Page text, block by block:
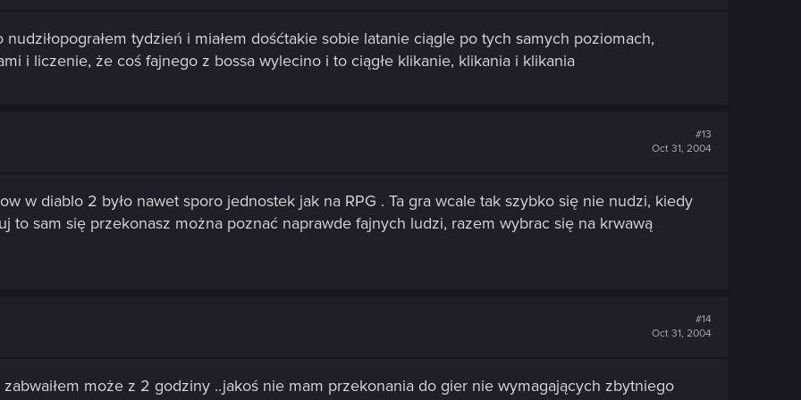
tydzień i miałem dośćtakie sobie latanie ciągle po tych samych poziomach,
i liczenie, że coś fajnego z bossa wylecino i to ciągłe klikanie, klikania i klikania
#13
Oct 31, 2004
w diablo 2 było nawet sporo jednostek jak na RPG . Ta gra wcale tak szybko się nie nudzi, kiedy
to sam się przekonasz można poznać naprawde fajnych ludzi, razem wybrac się na krwawą
#14
Oct 31, 2004
może z 2 godziny ..jakoś nie mam przekonania do gier nie wymagających zbytniego